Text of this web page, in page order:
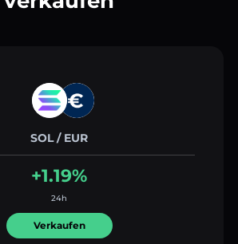
SOL / EUR
+1.19%
24h
Verkaufen